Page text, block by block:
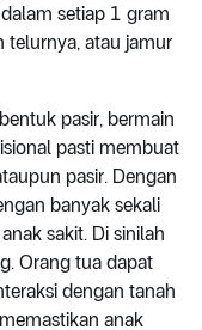
setiap 1 gram
telurnya, atau jamur
pasir, bermain
pasti membuat
pasir. Dengan
banyak sekali
sakit. Di sinilah
Orang tua dapat
dengan tanah
anak